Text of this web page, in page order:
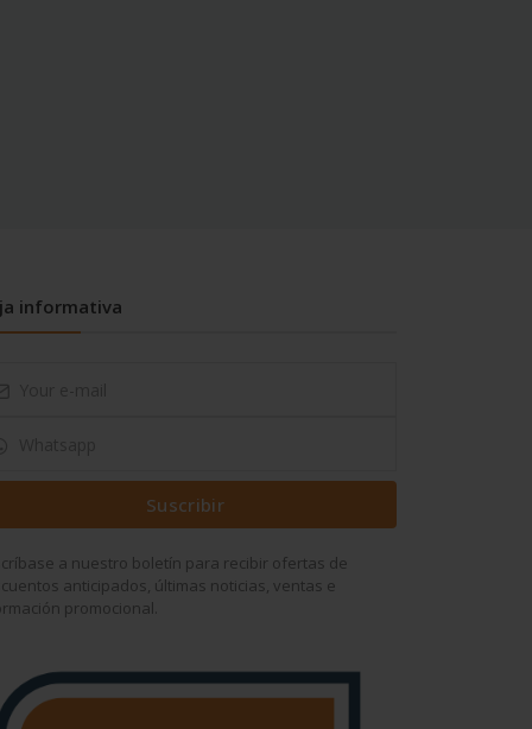
informativa
Suscribir
a nuestro boletín para recibir ofertas de
anticipados, últimas noticias, ventas e
promocional.